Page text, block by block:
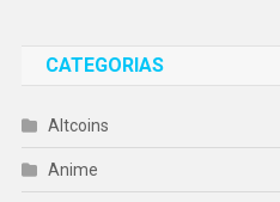
CATEGORIAS
Altcoins
Anime